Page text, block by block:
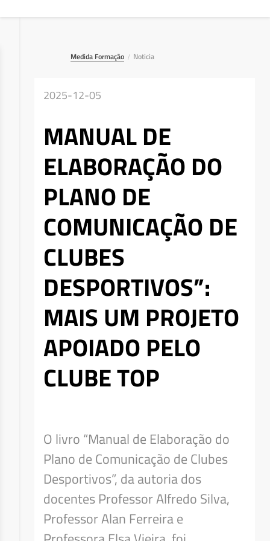
Medida Formação / Noticia
2025-12-05
MANUAL DE
ELABORAÇÃO DO
PLANO DE
COMUNICAÇÃO DE
CLUBES
DESPORTIVOS”:
MAIS UM PROJETO
APOIADO PELO
CLUBE TOP
O livro “Manual de Elaboração do
Plano de Comunicação de Clubes
Desportivos”, da autoria dos
docentes Professor Alfredo Silva,
Professor Alan Ferreira e
Deseja apagar o ficheiro?